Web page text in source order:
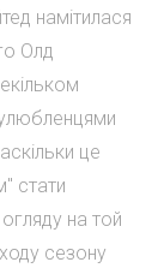
намітилася
Олд
це
стати
на той
сезону